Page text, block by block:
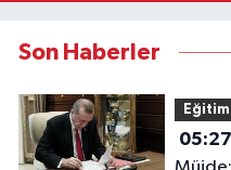
Son Haberler
Eğitim
05:27